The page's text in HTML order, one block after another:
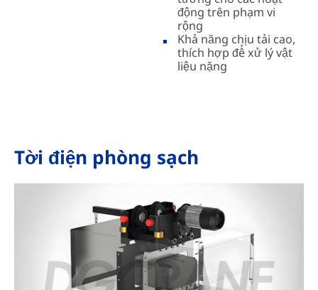
động trên phạm vi
rộng
Khả năng chịu tải cao,
thích hợp để xử lý vật
liệu nặng
Tời điện phòng sạch